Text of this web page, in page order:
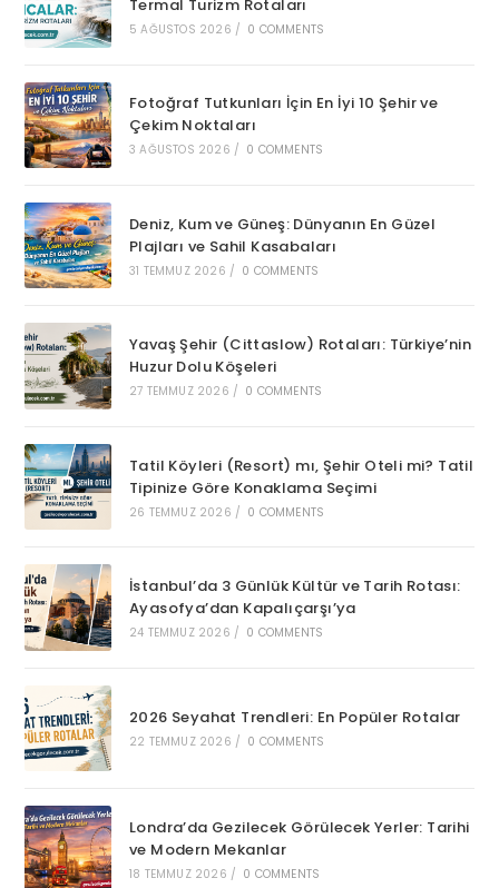
Termal Turizm Rotaları
5 AĞUSTOS 2026 / 0 COMMENTS
Fotoğraf Tutkunları İçin En İyi 10 Şehir ve
Çekim Noktaları
3 AĞUSTOS 2026 / 0 COMMENTS
Deniz, Kum ve Güneş: Dünyanın En Güzel
Plajları ve Sahil Kasabaları
31 TEMMUZ 2026 / 0 COMMENTS
Yavaş Şehir (Cittaslow) Rotaları: Türkiye’nin
Huzur Dolu Köşeleri
27 TEMMUZ 2026 / 0 COMMENTS
Tatil Köyleri (Resort) mı, Şehir Oteli mi? Tatil
Tipinize Göre Konaklama Seçimi
26 TEMMUZ 2026 / 0 COMMENTS
İstanbul’da 3 Günlük Kültür ve Tarih Rotası:
Ayasofya’dan Kapalıçarşı’ya
24 TEMMUZ 2026 / 0 COMMENTS
2026 Seyahat Trendleri: En Popüler Rotalar
22 TEMMUZ 2026 / 0 COMMENTS
Londra’da Gezilecek Görülecek Yerler: Tarihi
ve Modern Mekanlar
18 TEMMUZ 2026 / 0 COMMENTS